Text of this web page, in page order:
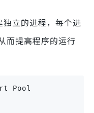
独立的进程，每个进
而提高程序的运行
Pool